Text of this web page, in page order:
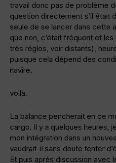
travail donc pas de problème
question directement s’il était
seule de se lancer dans cette
que non, c’était fréquent et
très réglos, voir distants),
puisque cela dépend des
navire.
voilà.
La balance pencherait en ce
cargo. Il y a quelques heures,
mon intégration dans un
vaudrait-il sans doute tenter
Et puis après discussion avec